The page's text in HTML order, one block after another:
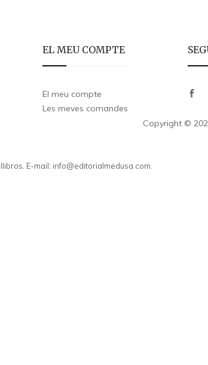
EL MEU COMPTE
El meu compte
Les meves comandes
Copyright ©
E-mail: info@editorialmedusa.com.